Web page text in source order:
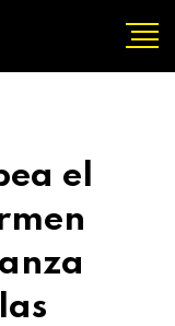
el